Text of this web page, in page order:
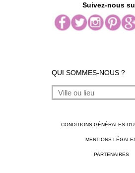
Suivez-nous
QUI SOMMES-NOUS ?
CONDITIONS GÉNÉRALES
MENTIONS
PARTENAIRES